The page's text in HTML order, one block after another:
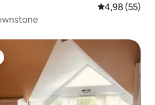
4,98 af 5 í
4,98 (55)